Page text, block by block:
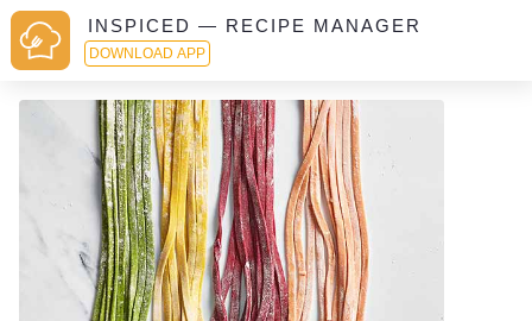
INSPICED — RECIPE MANAGER
DOWNLOAD APP